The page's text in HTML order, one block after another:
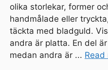
olika storlekar, former
handmålade eller
täckta med bladguld.
andra är platta. En del
medan andra är ... Read